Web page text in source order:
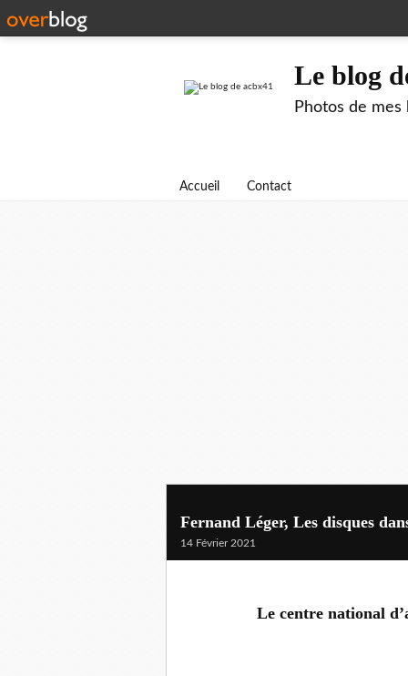
Le blog
Photos de
Accueil Contact
Fernand Léger, Les disques
14 Février 2021
Le centre national